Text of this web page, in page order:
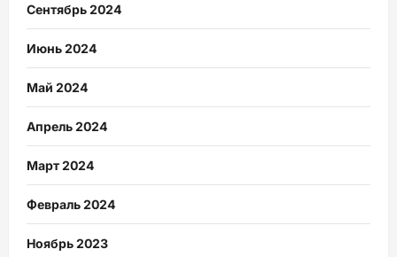
Сентябрь 2024
Июнь 2024
Май 2024
Апрель 2024
Март 2024
Февраль 2024
Ноябрь 2023